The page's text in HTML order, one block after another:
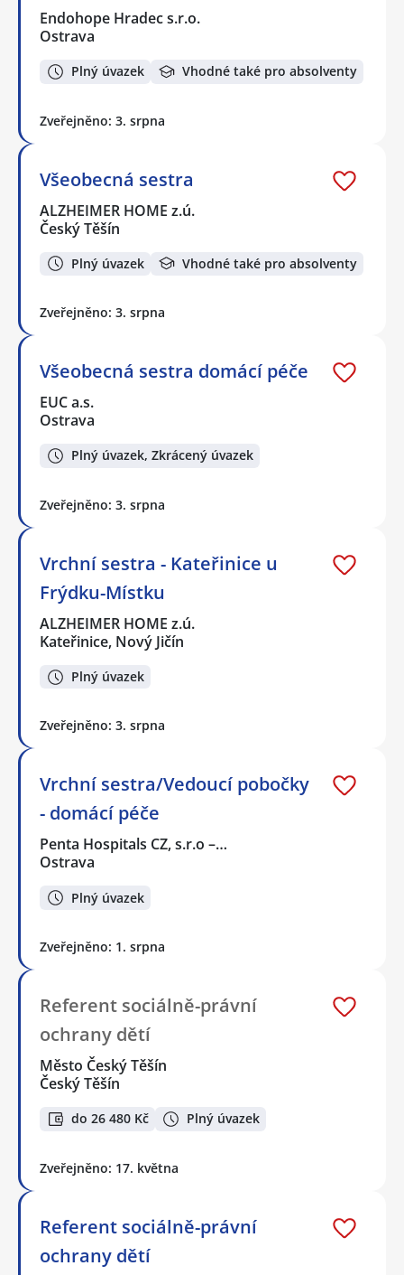
Endohope Hradec s.r.o.
Ostrava
Plný úvazek Vhodné také pro absolventy
Zveřejněno: 3. srpna
Všeobecná sestra
ALZHEIMER HOME z.ú.
Český Těšín
Plný úvazek Vhodné také pro absolventy
Zveřejněno: 3. srpna
Všeobecná sestra domácí péče
EUC a.s.
Ostrava
Plný úvazek, Zkrácený úvazek
Zveřejněno: 3. srpna
Vrchní sestra - Kateřinice u
Frýdku-Místku
ALZHEIMER HOME z.ú.
Kateřinice, Nový Jičín
Plný úvazek
Zveřejněno: 3. srpna
Vrchní sestra/Vedoucí pobočky
- domácí péče
Penta Hospitals CZ, s.r.o –…
Ostrava
Plný úvazek
Zveřejněno: 1. srpna
Referent sociálně-právní
ochrany dětí
Město Český Těšín
Český Těšín
do 26 480 Kč Plný úvazek
Zveřejněno: 17. května
Referent sociálně-právní
ochrany dětí